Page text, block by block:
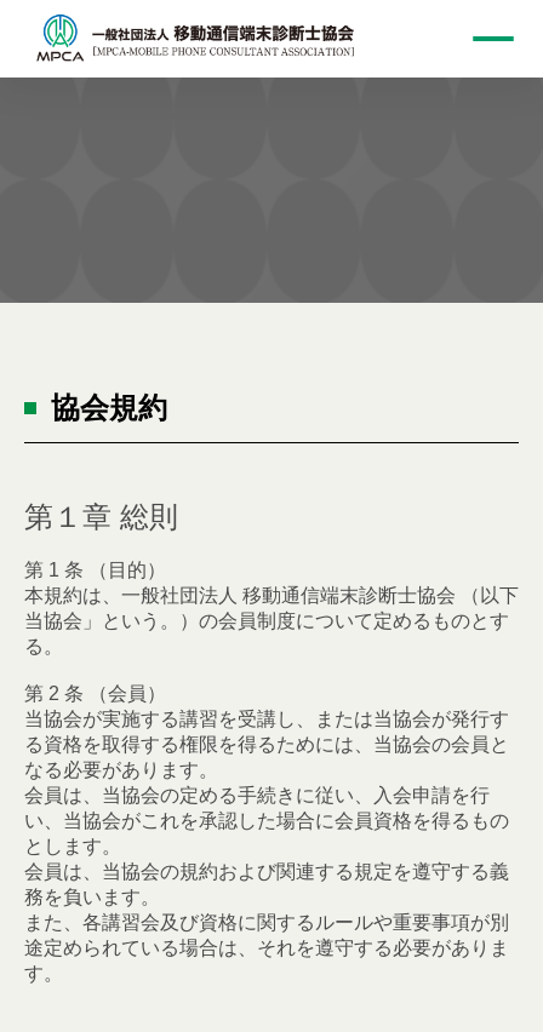
協会規約
協会規約
第１章 総則
第 1 条 （目的）
本規約は、一般社団法人 移動通信端末診断士協会 （以下
当協会」という。）の会員制度について定めるものとす
る。
第 2 条 （会員）
当協会が実施する講習を受講し、または当協会が発行す
る資格を取得する権限を得るためには、当協会の会員と
なる必要があります。
会員は、当協会の定める手続きに従い、入会申請を行
い、当協会がこれを承認した場合に会員資格を得るもの
とします。
会員は、当協会の規約および関連する規定を遵守する義
務を負います。
また、各講習会及び資格に関するルールや重要事項が別
途定められている場合は、それを遵守する必要がありま
す。